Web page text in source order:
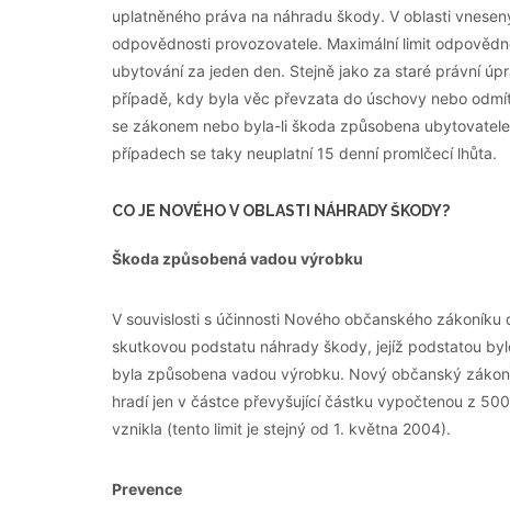
uplatněného práva na náhradu škody. V oblasti
odpovědnosti provozovatele. Maximální limit
ubytování za jeden den. Stejně jako za staré právní
případě, kdy byla věc převzata do úschovy nebo
se zákonem nebo byla-li škoda způsobena
případech se taky neuplatní 15 denní promlčecí lhůta.
CO JE NOVÉHO V OBLASTI NÁHRADY ŠKODY?
Škoda způsobená vadou výrobku
V souvislosti s účinnosti Nového občanského
skutkovou podstatu náhrady škody, jejíž podstatou
byla způsobena vadou výrobku. Nový občanský
hradí jen v částce převyšující částku vypočtenou z
vznikla (tento limit je stejný od 1. května 2004).
Prevence